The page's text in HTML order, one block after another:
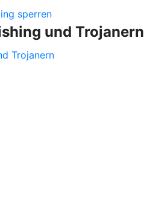
sperren
und Trojanern
Trojanern